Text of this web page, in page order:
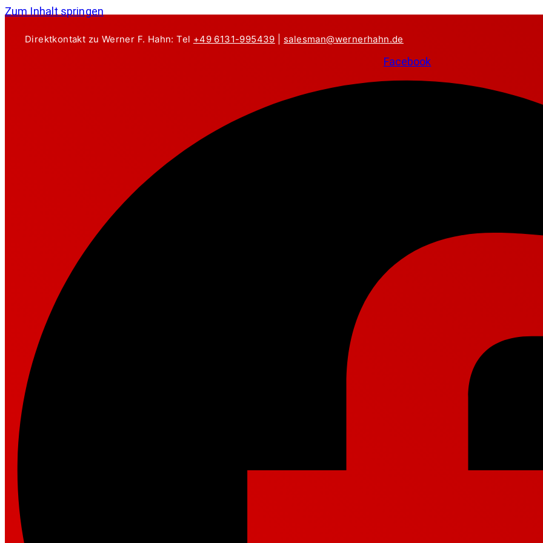
Zum Inhalt springen
Direktkontakt zu Werner F. Hahn: Tel +49 6131-995439 salesman@wernerhahn.de
Facebook